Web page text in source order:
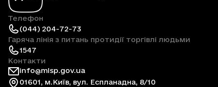
Телефон
(044) 204-72-73
Гаряча лінія з питань протидії торгівлі людьми
1547
Контакти
info@mlsp.gov.ua
01601, м.Київ, вул. Еспланадна, 8/10